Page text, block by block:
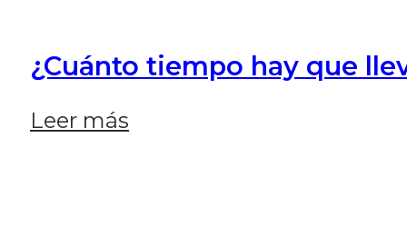
¿Cuánto tiempo hay que
Leer más